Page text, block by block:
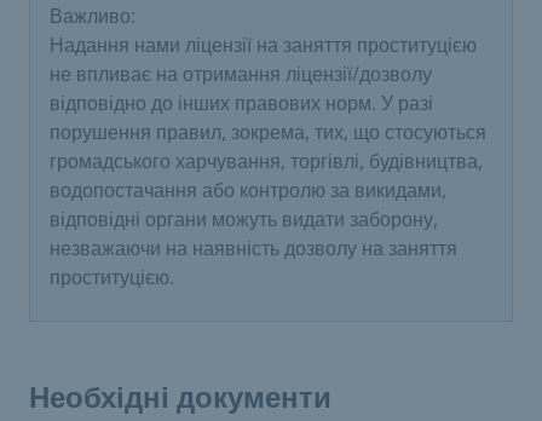
Важливо:
Надання нами ліцензії на заняття проституцією
не впливає на отримання ліцензії/дозволу
відповідно до інших правових норм. У разі
порушення правил, зокрема, тих, що стосуються
громадського харчування, торгівлі, будівництва,
водопостачання або контролю за викидами,
відповідні органи можуть видати заборону,
незважаючи на наявність дозволу на заняття
проституцією.
Необхідні документи